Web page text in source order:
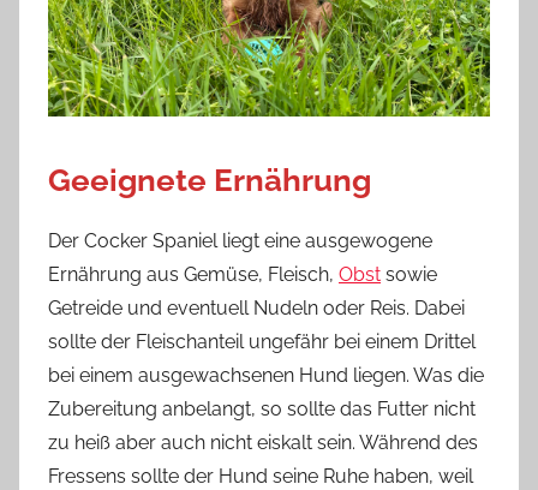
Geeignete Ernährung
Der Cocker Spaniel liegt eine ausgewogene
Ernährung aus Gemüse, Fleisch, Obst sowie
Getreide und eventuell Nudeln oder Reis. Dabei
sollte der Fleischanteil ungefähr bei einem Drittel
bei einem ausgewachsenen Hund liegen. Was die
Zubereitung anbelangt, so sollte das Futter nicht
zu heiß aber auch nicht eiskalt sein. Während des
Fressens sollte der Hund seine Ruhe haben, weil